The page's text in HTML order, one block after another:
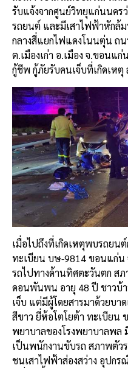
รับแจ้งจากศูนย์วิทยุแก่นนคร
รถยนต์ และมีเสาไฟฟ้าหักล้
กลางสี่แยกไฟแดงโนนตุ่น ถน
ต.เมืองเก่า อ.เมือง จ.ขอนแ
กู้ชีพ กู้ภัยรับคนเจ็บที่เกิดเหตุ
เมื่อไปถึงที่เกิดเหตุพบรถยน
ทะเบียน บษ-9814 ขอนแก่น
รถไปทางด้านทิศตะวันตก ส
ดอนพันพน อายุ 48 ปี ชาวบ้
เจ็บ แต่มีผู้โดยสารมาด้วยบา
สีขาว ยี่ห้อโตโยต้า ทะเบียน
พยาบาลของโรงพยาบาลพล
เป็นพนักงานขับรถ สภาพตัว
ชนเสาไฟฟ้าส่องสว่าง อุปกร